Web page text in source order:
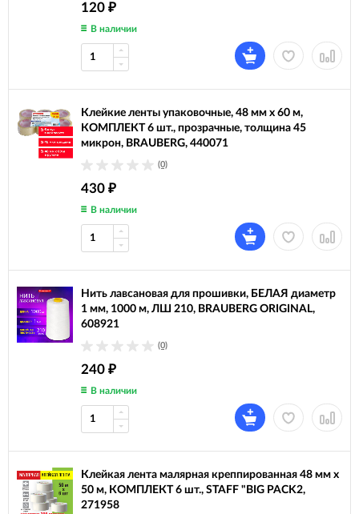
120 ₽
В наличии
Клейкие ленты упаковочные, 48 мм х 60 м,
КОМПЛЕКТ 6 шт., прозрачные, толщина 45
микрон, BRAUBERG, 440071
(0)
430 ₽
В наличии
Нить лавсановая для прошивки, БЕЛАЯ диаметр
1 мм, 1000 м, ЛШ 210, BRAUBERG ORIGINAL,
608921
(0)
240 ₽
В наличии
Клейкая лента малярная креппированная 48 мм x
50 м, КОМПЛЕКТ 6 шт., STAFF "BIG PACK2,
271958